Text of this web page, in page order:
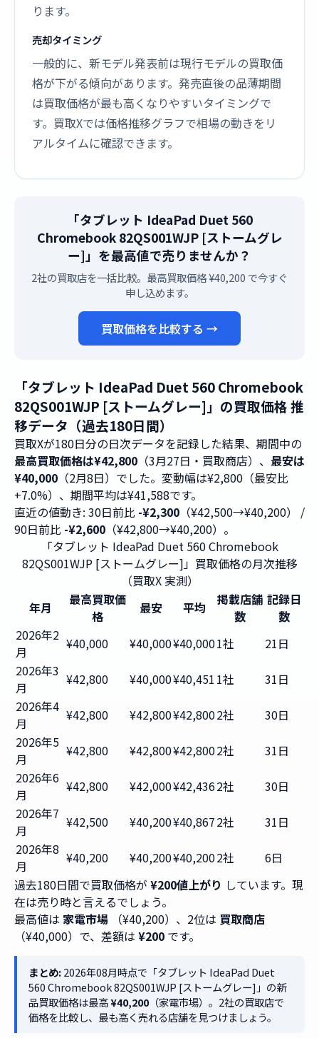
ります。
売却タイミング
一般的に、新モデル発表前は現行モデルの買取価
格が下がる傾向があります。発売直後の品薄期間
は買取価格が最も高くなりやすいタイミングで
す。買取Xでは価格推移グラフで相場の動きをリ
アルタイムに確認できます。
「タブレット IdeaPad Duet 560
Chromebook 82QS001WJP [ストームグレ
ー]」を最高値で売りませんか？
2社の買取店を一括比較。最高買取価格 ¥40,200 で今すぐ
申し込めます。
買取価格を比較する →
「タブレット IdeaPad Duet 560 Chromebook
82QS001WJP [ストームグレー]」の買取価格 推
移データ（過去180日間）
買取Xが180日分の日次データを記録した結果、期間中の
最高買取価格は¥42,800 （3月27日・買取商店）、 最安は
¥40,000 （2月8日）でした。変動幅は¥2,800（最安比
+7.0%）、期間平均は¥41,588です。
直近の値動き: 30日前比 -¥2,300 （¥42,500→¥40,200） /
90日前比 -¥2,600 （¥42,800→¥40,200）。
「タブレット IdeaPad Duet 560 Chromebook
82QS001WJP [ストームグレー]」買取価格の月次推移
（買取X 実測）
年月
最高買取価
格
最安 平均
掲載店舗
数
記録日
数
2026年2
月
¥40,000 ¥40,000¥40,0001社
21日
2026年3
月
¥42,800 ¥40,000¥40,451 1社
31日
2026年4
月
¥42,800 ¥42,800¥42,8002社
30日
2026年5
月
¥42,800 ¥42,800¥42,8002社
31日
2026年6
月
¥42,800 ¥42,000¥42,4362社
30日
2026年7
月
¥42,500 ¥40,200¥40,8672社
31日
2026年8
月
¥40,200 ¥40,200¥40,2002社
6日
過去180日間で買取価格が ¥200値上がり しています。現
在は売り時と言えるでしょう。
最高値は 家電市場 （¥40,200）、2位は 買取商店
（¥40,000）で、差額は ¥200 です。
まとめ:2026年08月時点で「タブレット IdeaPad Duet
560 Chromebook 82QS001WJP [ストームグレー]」の新
品買取価格は最高¥40,200（家電市場）。2社の買取店で
価格を比較し、最も高く売れる店舗を見つけましょう。